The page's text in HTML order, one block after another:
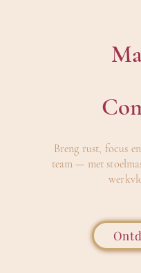
Breng rust, focus
team — met